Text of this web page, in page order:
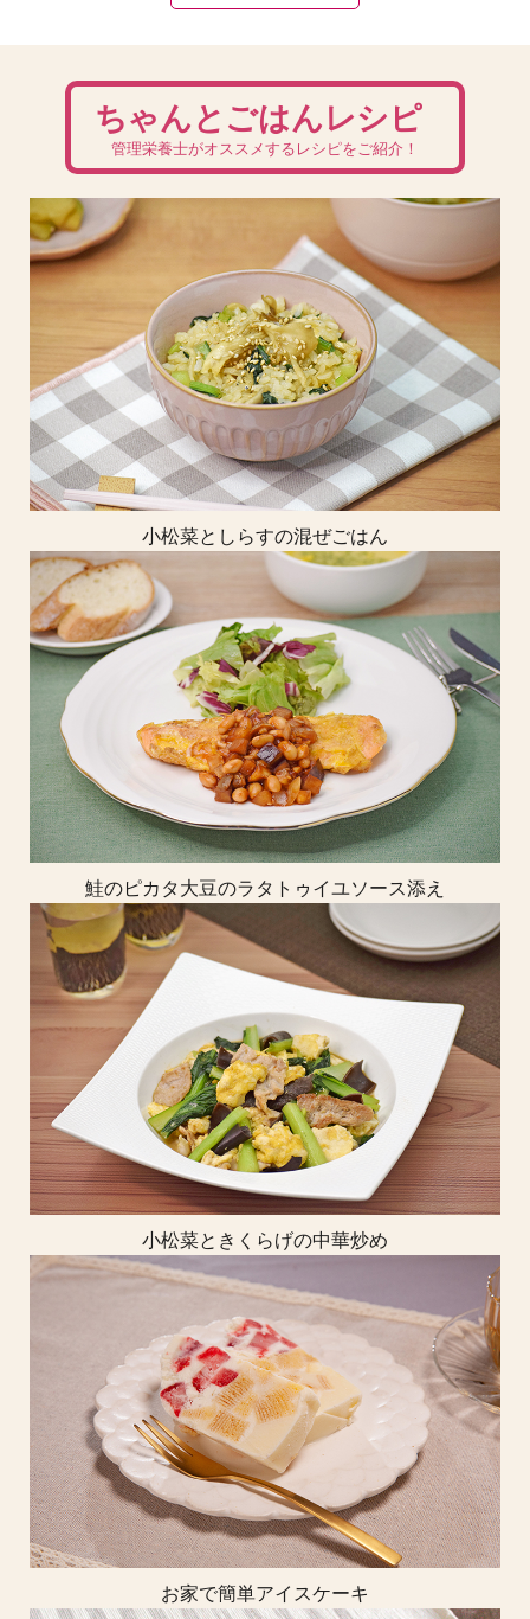
ちゃんとごはんレシピ
管理栄養士がオススメするレシピをご紹介！
小松菜としらすの混ぜごはん
鮭のピカタ大豆のラタトゥイユソース添え
小松菜ときくらげの中華炒め
お家で簡単アイスケーキ